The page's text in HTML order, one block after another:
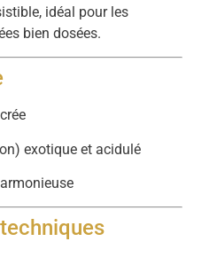
idéal pour les
bien dosées.
exotique et acidulé